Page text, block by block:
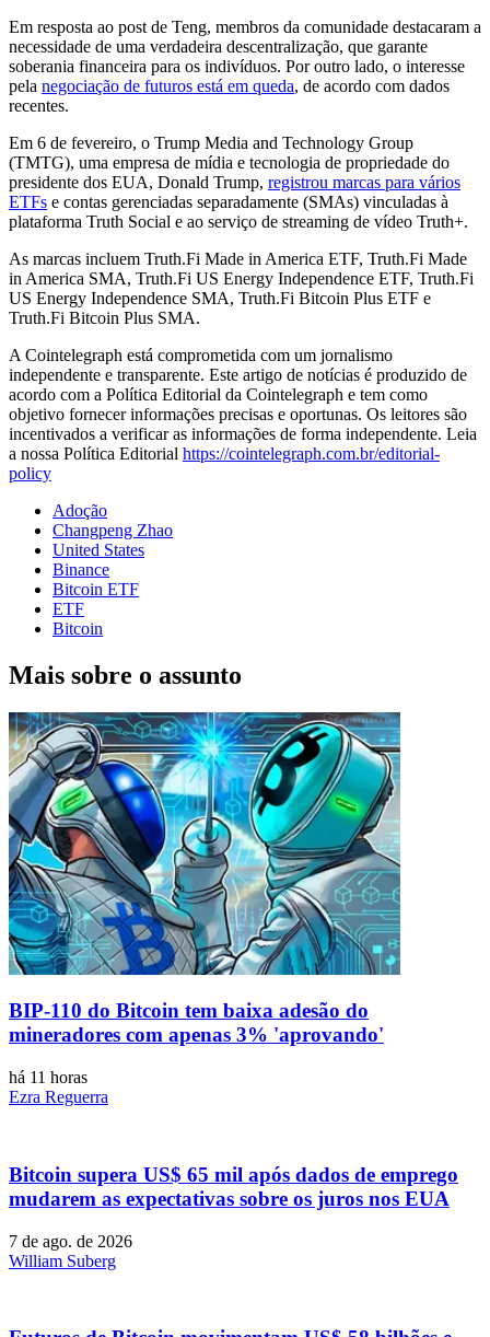
Em resposta ao post de Teng, membros da comunidade destacaram a
necessidade de uma verdadeira descentralização, que garante
soberania financeira para os indivíduos. Por outro lado, o interesse
pela negociação de futuros está em queda, de acordo com dados
recentes.
Em 6 de fevereiro, o Trump Media and Technology Group
(TMTG), uma empresa de mídia e tecnologia de propriedade do
presidente dos EUA, Donald Trump, registrou marcas para vários
ETFs e contas gerenciadas separadamente (SMAs) vinculadas à
plataforma Truth Social e ao serviço de streaming de vídeo Truth+.
As marcas incluem Truth.Fi Made in America ETF, Truth.Fi Made
in America SMA, Truth.Fi US Energy Independence ETF, Truth.Fi
US Energy Independence SMA, Truth.Fi Bitcoin Plus ETF e
Truth.Fi Bitcoin Plus SMA.
A Cointelegraph está comprometida com um jornalismo
independente e transparente. Este artigo de notícias é produzido de
acordo com a Política Editorial da Cointelegraph e tem como
objetivo fornecer informações precisas e oportunas. Os leitores são
incentivados a verificar as informações de forma independente. Leia
a nossa Política Editorial https://cointelegraph.com.br/editorial-
policy
Adoção
Changpeng Zhao
United States
Binance
Bitcoin ETF
ETF
Bitcoin
Mais sobre o assunto
BIP-110 do Bitcoin tem baixa adesão do
mineradores com apenas 3% 'aprovando'
há 11 horas
Ezra Reguerra
Bitcoin supera US$ 65 mil após dados de emprego
mudarem as expectativas sobre os juros nos EUA
7 de ago. de 2026
William Suberg